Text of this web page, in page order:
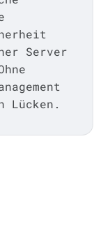
Server
Lücken.